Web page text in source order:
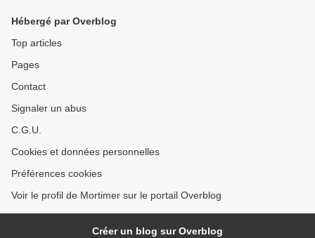
Hébergé par Overblog
Top articles
Pages
Contact
Signaler un abus
C.G.U.
Cookies et données personnelles
Préférences cookies
Voir le profil de Mortimer sur le portail Overblog
Créer un blog sur Overblog